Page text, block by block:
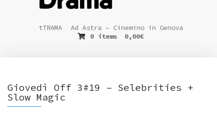
tTRAMA
Ad Astra – Cinemino in Genova
0 items
0,00€
Giovedì Off 3#19 – Selebrities +
Slow Magic